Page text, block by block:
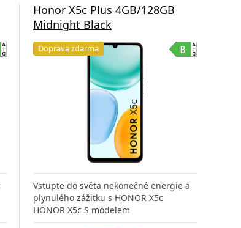
Honor X5c Plus 4GB/128GB
Midnight Black
Doprava zdarma
Vstupte do světa nekonečné energie a
plynulého zážitku s HONOR X5c
HONOR X5c S modelem